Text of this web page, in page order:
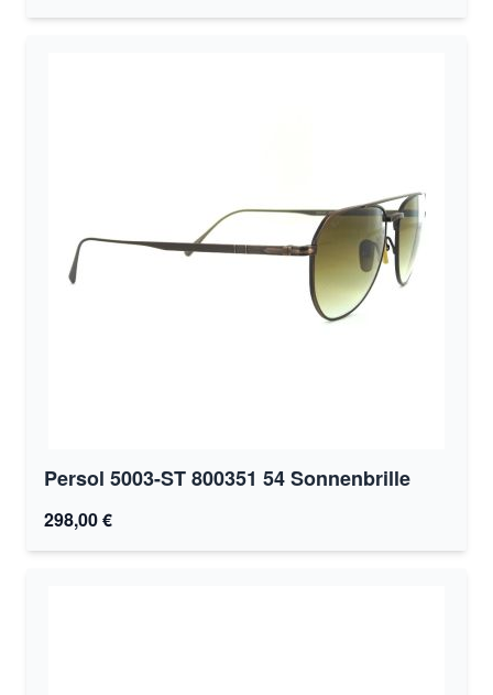
Persol 5003-ST 800351 54 Sonnenbrille
298,00 €